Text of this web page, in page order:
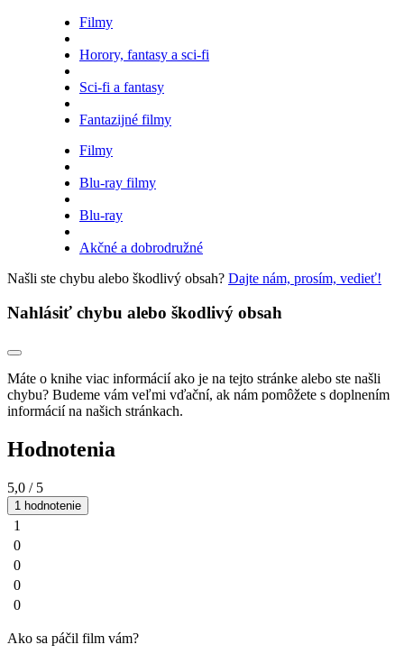
Filmy
Horory, fantasy a sci-fi
Sci-fi a fantasy
Fantazijné filmy
Filmy
Blu-ray filmy
Blu-ray
Akčné a dobrodružné
Našli ste chybu alebo škodlivý obsah? Dajte nám, prosím, vedieť!
Nahlásiť chybu alebo škodlivý obsah
Máte o knihe viac informácií ako je na tejto stránke alebo ste našli
chybu? Budeme vám veľmi vďační, ak nám pomôžete s doplnením
informácií na našich stránkach.
Hodnotenia
5,0 / 5
1 hodnotenie
1
0
0
0
0
Ako sa páčil film vám?